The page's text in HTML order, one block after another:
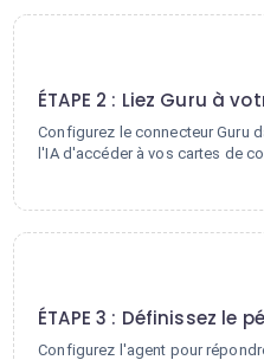
ÉTAPE 2 : Liez Guru à
Configurez le connecteur Guru
l'IA d'accéder à vos cartes de
ÉTAPE 3 : Définissez le
Configurez l'agent pour